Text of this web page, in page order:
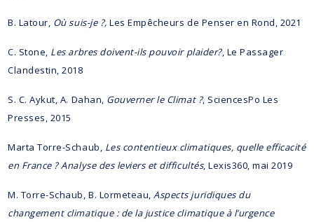
B. Latour, Où suis-je ?,Les Empêcheurs de Penser en Rond, 2021
C. Stone, Les arbres doivent-ils pouvoir plaider?, Le Passager
Clandestin, 2018
S. C. Aykut, A. Dahan, Gouverner le Climat ?, SciencesPo Les
Presses, 2015
Marta Torre-Schaub, Les contentieux climatiques, quelle efficacité
en France ? Analyse des leviers et difficultés, Lexis360, mai 2019
M. Torre-Schaub, B. Lormeteau,Aspects juridiques du
changement climatique : de la justice climatique à l’urgence